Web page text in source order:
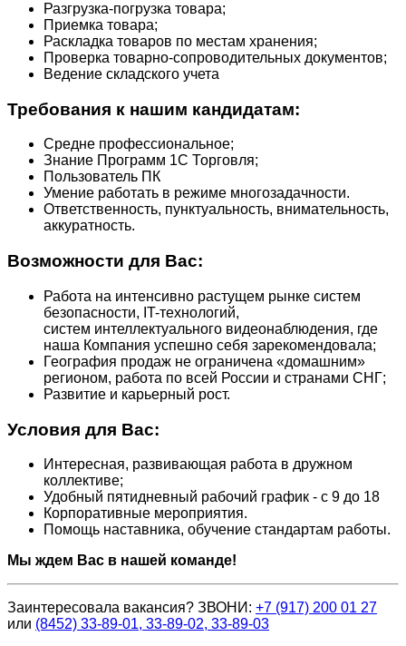
Разгрузка-погрузка товара;
Приемка товара;
Раскладка товаров по местам хранения;
Проверка товарно-сопроводительных документов;
Ведение складского учета
Требования к нашим кандидатам:
Средне профессиональное;
Знание Программ 1С Торговля;
Пользователь ПК
Умение работать в режиме многозадачности.
Ответственность, пунктуальность, внимательность,
аккуратность.
Возможности для Вас:
Работа на интенсивно растущем рынке систем
безопасности, IT-технологий,
систем интеллектуального видеонаблюдения, где
наша Компания успешно себя зарекомендовала;
География продаж не ограничена «домашним»
регионом, работа по всей России и странами СНГ;
Развитие и карьерный рост.
Условия для Вас:
Интересная, развивающая работа в дружном
коллективе;
Удобный пятидневный рабочий график - с 9 до 18
Корпоративные мероприятия.
Помощь наставника, обучение стандартам работы.
Мы ждем Вас в нашей команде!
Заинтересовала вакансия? ЗВОНИ: +7 (917) 200 01 27
или (8452) 33-89-01, 33-89-02, 33-89-03